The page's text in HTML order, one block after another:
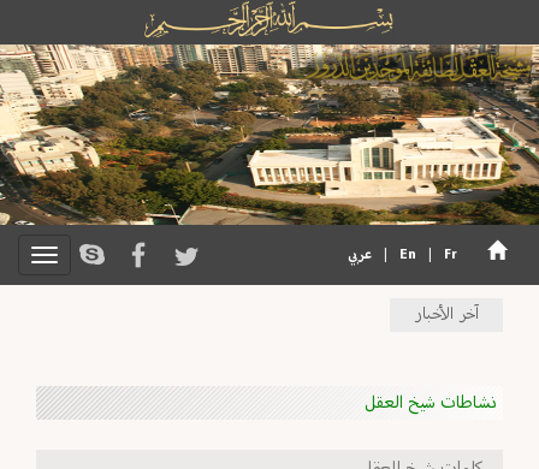
En Fr عربي
آخر الأخبار
نشاطات شيخ العقل